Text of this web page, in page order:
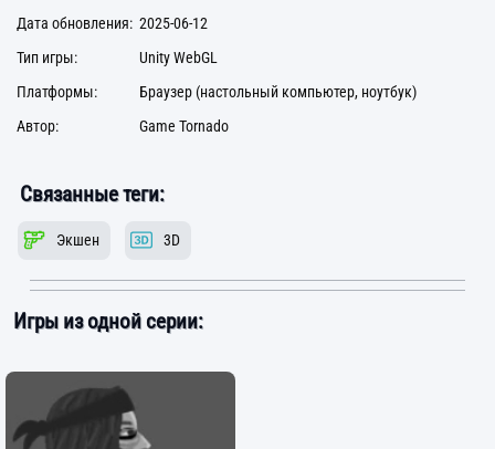
Дата обновления: 2025-06-12
Тип игры:
Unity WebGL
Платформы:
Браузер (настольный компьютер, ноутбук)
Автор:
Game Tornado
Связанные теги:
Экшен 3D
Игры из одной серии: